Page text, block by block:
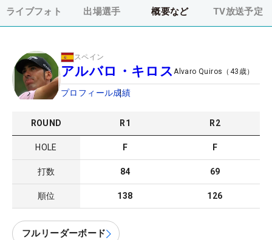
ライブフォト 出場選手 概要など TV放送予定
スペイン
アルバロ・キロスAlvaro Quiros （ 43 歳）
プロフィール成績
ROUND R1 R2
HOLE F F
打数 84 69
順位 138 126
フルリーダーボード